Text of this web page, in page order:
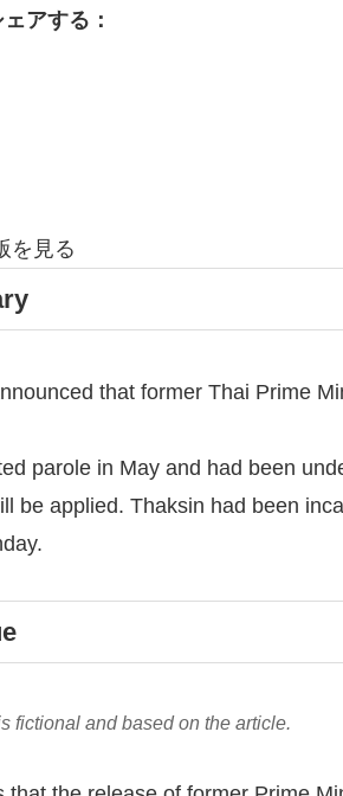
アする：
見る
that former Thai Prime
parole in May and had been
be applied. Thaksin had been
fictional and based on the article.